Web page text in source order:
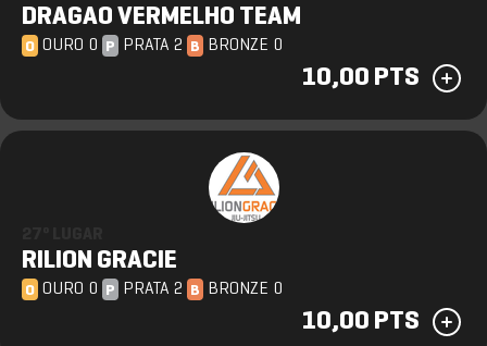
DRAGAO VERMELHO TEAM
O OURO 0 P PRATA 2 B BRONZE 0
10,00 PTS
RILION GRACIE
O OURO 0 P PRATA 2 B BRONZE 0
10,00 PTS